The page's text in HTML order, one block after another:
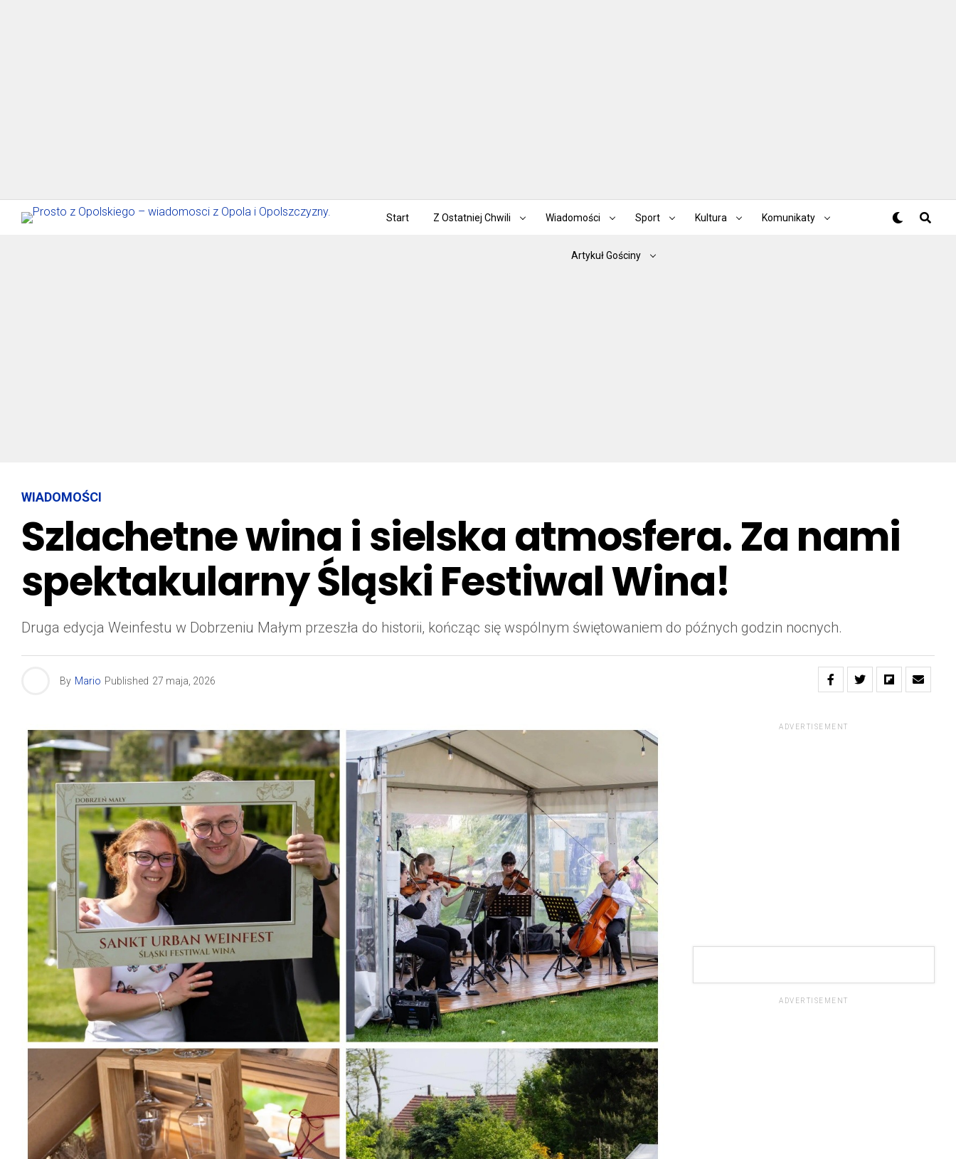
Start Z Ostatniej Chwili Wiadomości Sport Kultura Komunikaty
Artykuł Gościny
WIADOMOŚCI
Szlachetne wina i sielska atmosfera. Za nami
spektakularny Śląski Festiwal Wina!
Druga edycja Weinfestu w Dobrzeniu Małym przeszła do historii, kończąc się wspólnym świętowaniem do późnych godzin nocnych.
By Mario Published 27 maja, 2026
ADVERTISEMENT
ADVERTISEMENT